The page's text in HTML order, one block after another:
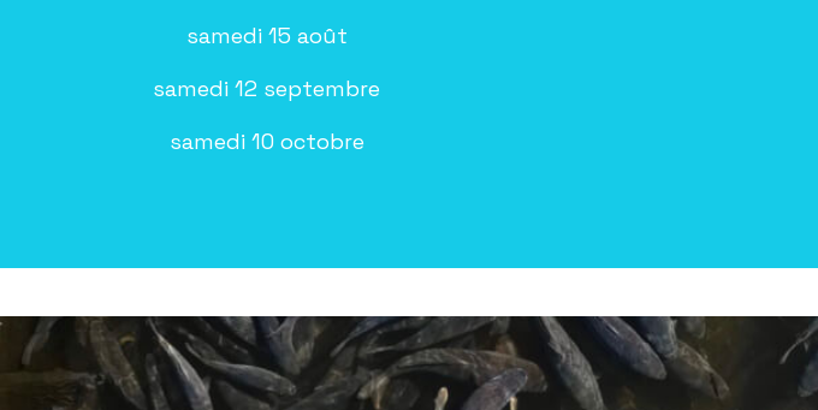
samedi 15 août
samedi 12 septembre
samedi 10 octobre